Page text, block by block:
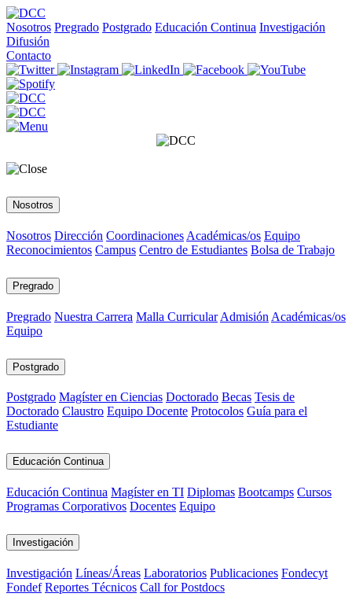
Nosotros Pregrado Postgrado Educación Continua Investigación
Difusión
Contacto
Nosotros
Nosotros Dirección Coordinaciones Académicas/os Equipo
Reconocimientos Campus Centro de Estudiantes Bolsa de Trabajo
Pregrado
Pregrado Nuestra Carrera Malla Curricular Admisión Académicas/os
Equipo
Postgrado
Postgrado Magíster en Ciencias Doctorado Becas Tesis de
Doctorado Claustro Equipo Docente Protocolos Guía para el
Estudiante
Educación Continua
Educación Continua Magíster en TI Diplomas Bootcamps Cursos
Programas Corporativos Docentes Equipo
Investigación
Investigación Líneas/Áreas Laboratorios Publicaciones Fondecyt
Fondef Reportes Técnicos Call for Postdocs